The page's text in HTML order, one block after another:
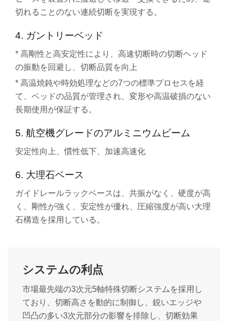
切れることのない連続切断を実現する。
4. ガントリーベッド
* 高剛性と高安定性により、高速切断時の切断ヘッド
の振動を回避し、切断品質を向上
* 高温焼鈍や時効処理などの7つの標準プロセスを経
て、ベッドの品質が管理され、変形や高温破損のない
長期使用が保証する。
5. 航空機グレードのアルミニウムビーム
安定性向上、慣性低下、加速高速化
6. 大理石ベース
ガイドレールラックベースは、共振がなく、硬度が高
く、剛性が強く、安定性が優れ、圧縮強度が高い大理
石構造を採用している。
システムの利点
市場最先端の3次元5軸特殊切断システムを採用し
ており、切断高さを動的に制御し、鋭いエッジや
凹凸の多い3次元部分の影響を排除し、切断効果